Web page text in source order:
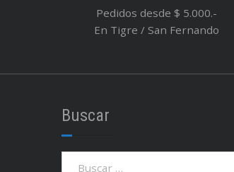
Pedidos desde $ 5.000.-
En Tigre / San Fernando
Buscar